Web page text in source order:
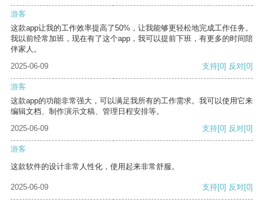
游客
这款app让我的工作效率提高了50%，让我能够更轻松地完成工作任务。
我以前经常加班，现在有了这个app，我可以提前下班，有更多的时间陪
伴家人。
2025-06-09
支持[0] 反对[0]
游客
这款app的功能非常强大，可以满足我所有的工作需求。我可以使用它来
编辑文档、制作演示文稿、管理日程安排等。
2025-06-09
支持[0] 反对[0]
游客
这款软件的设计非常人性化，使用起来非常舒服。
2025-06-09 支持[0] 反对[0]